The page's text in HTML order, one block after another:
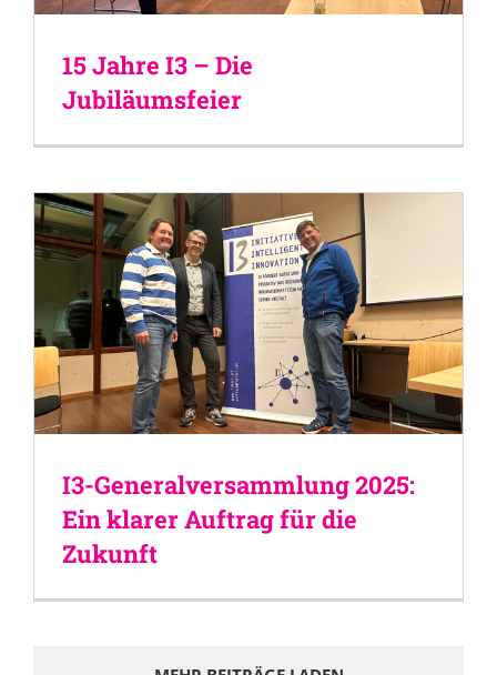
15 Jahre I3 – Die
Jubiläumsfeier
I3-Generalversammlung 2025:
Ein klarer Auftrag für die
Zukunft